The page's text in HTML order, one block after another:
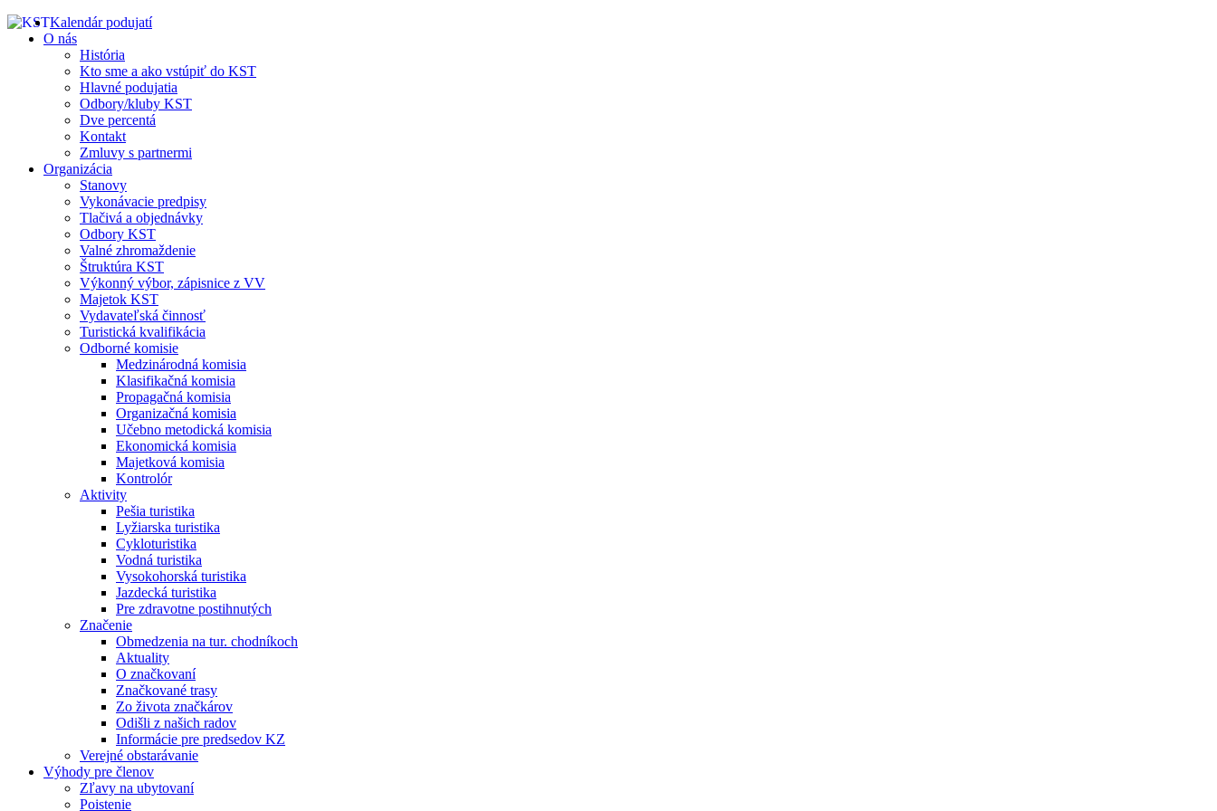
Kalendár podujatí
O nás
História
Kto sme a ako vstúpiť do KST
Hlavné podujatia
Odbory/kluby KST
Dve percentá
Kontakt
Zmluvy s partnermi
Organizácia
Stanovy
Vykonávacie predpisy
Tlačivá a objednávky
Odbory KST
Valné zhromaždenie
Štruktúra KST
Výkonný výbor, zápisnice z VV
Majetok KST
Vydavateľská činnosť
Turistická kvalifikácia
Odborné komisie
Medzinárodná komisia
Klasifikačná komisia
Propagačná komisia
Organizačná komisia
Učebno metodická komisia
Ekonomická komisia
Majetková komisia
Kontrolór
Aktivity
Pešia turistika
Lyžiarska turistika
Cykloturistika
Vodná turistika
Vysokohorská turistika
Jazdecká turistika
Pre zdravotne postihnutých
Značenie
Obmedzenia na tur. chodníkoch
Aktuality
O značkovaní
Značkované trasy
Zo života značkárov
Odišli z našich radov
Informácie pre predsedov KZ
Verejné obstarávanie
Výhody pre členov
Zľavy na ubytovaní
Poistenie